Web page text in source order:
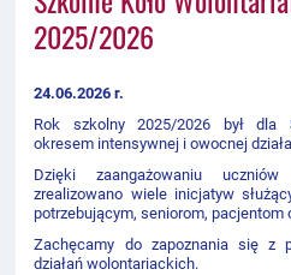
2025/2026
24.06.2026 r.
Rok szkolny 2025/2026 był dla
okresem intensywnej i owocnej
Dzięki zaangażowaniu
zrealizowano wiele inicjatyw
potrzebującym, seniorom, pacjentom
Zachęcamy do zapoznania się z
działań wolontariackich.